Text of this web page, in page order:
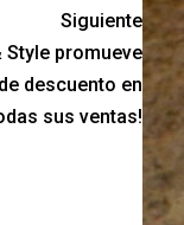
Siguiente
Style promueve
descuento en
sus ventas!